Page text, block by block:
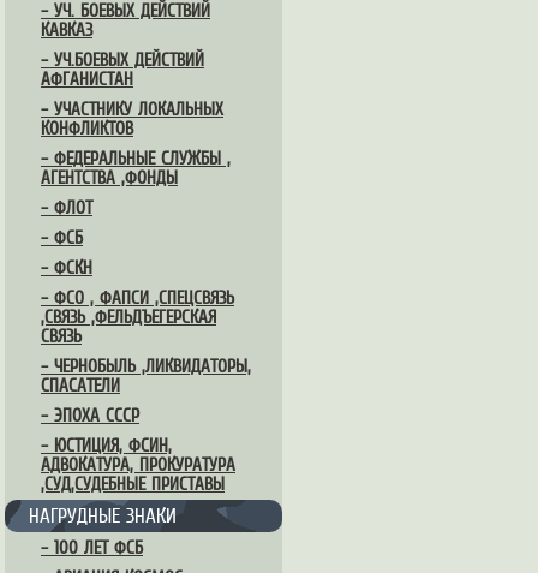
– УЧ. БОЕВЫХ ДЕЙСТВИЙ
КАВКАЗ
– УЧ.БОЕВЫХ ДЕЙСТВИЙ
АФГАНИСТАН
– УЧАСТНИКУ ЛОКАЛЬНЫХ
КОНФЛИКТОВ
– ФЕДЕРАЛЬНЫЕ СЛУЖБЫ ,
АГЕНТСТВА ,ФОНДЫ
– ФЛОТ
– ФСБ
– ФСКН
– ФСО , ФАПСИ ,СПЕЦСВЯЗЬ
,СВЯЗЬ ,ФЕЛЬДЪЕГЕРСКАЯ
СВЯЗЬ
– ЧЕРНОБЫЛЬ ,ЛИКВИДАТОРЫ,
СПАСАТЕЛИ
– ЭПОХА СССР
– ЮСТИЦИЯ, ФСИН,
АДВОКАТУРА, ПРОКУРАТУРА
,СУД,СУДЕБНЫЕ ПРИСТАВЫ
НАГРУДНЫЕ ЗНАКИ
– 100 ЛЕТ ФСБ